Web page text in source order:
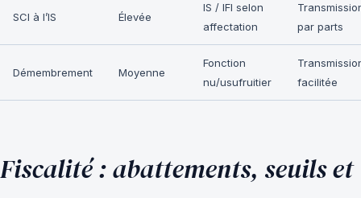
SCI à l’IS Élevée
IS / IFI selon
affectation
par parts
Démembrement Moyenne
Fonction
nu/usufruitier
facilitée
Fiscalité : abattements, seuils et